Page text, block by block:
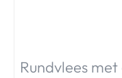
Rundvlees